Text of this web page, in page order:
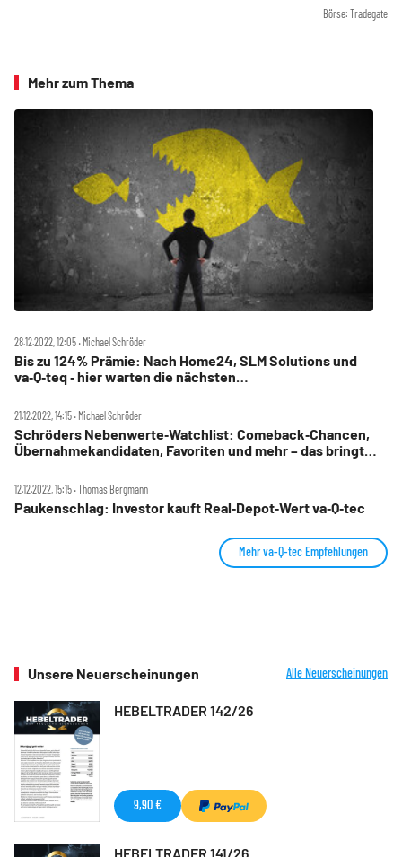
Börse: Tradegate
Mehr zum Thema
28.12.2022, 12:05 ‧ Michael Schröder
Bis zu 124% Prämie: Nach Home24, SLM Solutions und
va‑Q‑teq ‑ hier warten die nächsten
21.12.2022, 14:15 ‧ Michael Schröder
Schröders Nebenwerte‑Watchlist: Comeback‑Chancen,
Übernahmekandidaten, Favoriten und mehr – das bringt
12.12.2022, 15:15 ‧ Thomas Bergmann
Paukenschlag: Investor kauft Real‑Depot‑Wert va‑Q‑tec
Mehr va-Q-tec Empfehlungen
Unsere Neuerscheinungen Alle Neuerscheinungen
HEBELTRADER 142/26
9,90 €
HEBELTRADER 141/26